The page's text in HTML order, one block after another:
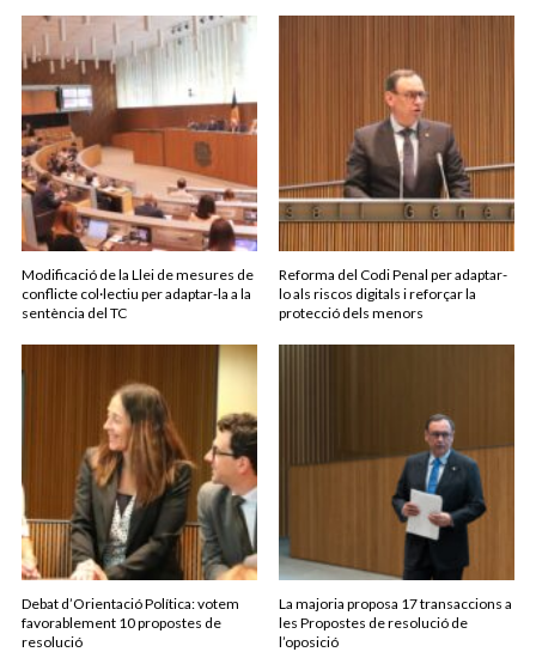
Modificació de la Llei de mesures de
conflicte col·lectiu per adaptar-la a la
sentència del TC
Reforma del Codi Penal per adaptar-
lo als riscos digitals i reforçar la
protecció dels menors
Debat d’Orientació Política: votem
favorablement 10 propostes de
resolució
La majoria proposa 17 transaccions a
les Propostes de resolució de
l’oposició